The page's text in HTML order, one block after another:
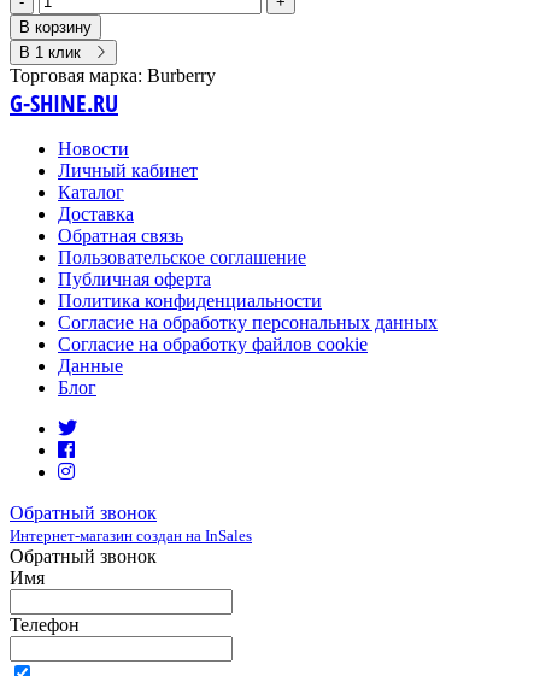
В корзину
В 1 клик
Торговая марка: Burberry
G-SHINE.RU
Новости
Личный кабинет
Каталог
Доставка
Обратная связь
Пользовательское соглашение
Публичная оферта
Политика конфиденциальности
Согласие на обработку персональных данных
Согласие на обработку файлов cookie
Данные
Блог
Обратный звонок
Интернет-магазин создан на InSales
Обратный звонок
Имя
Телефон